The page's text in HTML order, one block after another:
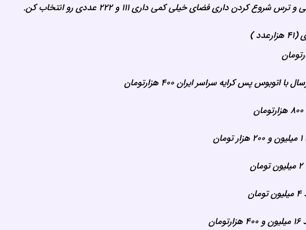
کردن داری فضای خیلی کمی داری ۱۱۱ و ۲۲۲ عددی رو انتخاب کن.
پس کرایه سراسر ایران۴۰۰ هزارتومان
۸۰۰ هزارتومان
۲ میلیون تومان
۴ میلیون تومان
۱۶ میلیون و ۴۰۰ هزارتومان